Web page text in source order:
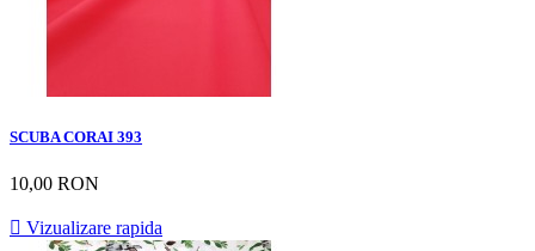
SCUBA CORAI 393
10,00 RON
 Vizualizare rapida